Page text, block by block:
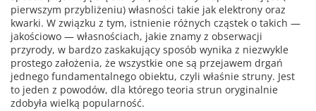
pierwszym przybliżeniu) własności takie jak elektrony oraz
kwarki. W związku z tym, istnienie różnych cząstek o takich —
jakościowo — własnościach, jakie znamy z obserwacji
przyrody, w bardzo zaskakujący sposób wynika z niezwykle
prostego założenia, że wszystkie one są przejawem drgań
jednego fundamentalnego obiektu, czyli właśnie struny. Jest
to jeden z powodów, dla którego teoria strun oryginalnie
zdobyła wielką popularność.